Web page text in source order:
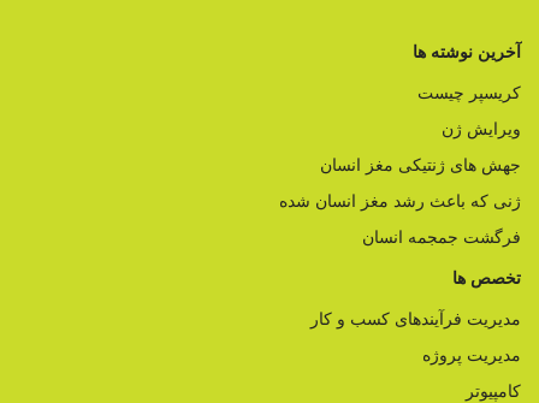
آخرین نوشته ها
کریسپر چیست
ویرایش ژن
جهش های ژنتیکی مغز انسان
ژنی که باعث رشد مغز انسان شده
فرگشت جمجمه انسان
تخصص ها
مدیریت فرآیندهای کسب و کار
مدیریت پروژه
کامپیوتر